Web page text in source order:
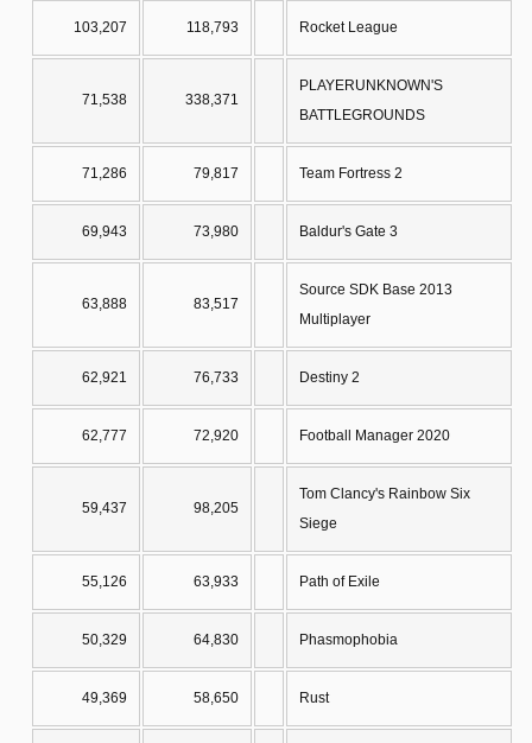
103,207 118,793 Rocket League
71,538 338,371
PLAYERUNKNOWN'S
BATTLEGROUNDS
71,286 79,817 Team Fortress 2
69,943 73,980 Baldur's Gate 3
63,888 83,517
Source SDK Base 2013
Multiplayer
62,921 76,733 Destiny 2
62,777 72,920 Football Manager 2020
59,437 98,205
Tom Clancy's Rainbow Six
Siege
55,126 63,933 Path of Exile
50,329 64,830 Phasmophobia
49,369 58,650 Rust